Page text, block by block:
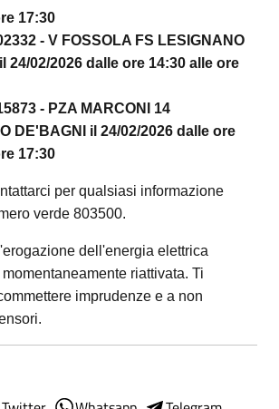
17:30
- V FOSSOLA FS LESIGNANO
24/02/2026 dalle ore 14:30 alle ore
- PZA MARCONI 14
DE'BAGNI il 24/02/2026 dalle ore
17:30
per qualsiasi informazione
verde 803500.
dell'energia elettrica
riattivata. Ti
imprudenze e a non